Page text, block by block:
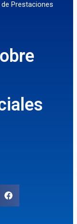
Prestaciones